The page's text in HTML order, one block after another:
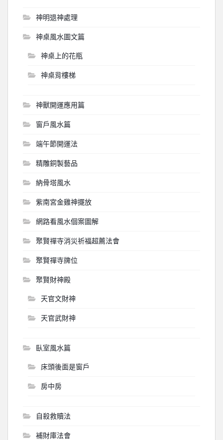
神明退神處理
神桌風水圖文篇
神桌上的花瓶
神桌背樓梯
神獸開運應用篇
窗戶風水篇
端午節開運法
精雕銅製藝品
納骨塔風水
紫南宮金雞神擺放
網路看風水個案圖解
聚賢禪寺消災祈福超薦法會
聚賢禪寺牌位
聚賢財神殿
天官文財神
天官武財神
臥室風水篇
床頭後面是窗戶
房中房
自殺救贖法
補財庫法會